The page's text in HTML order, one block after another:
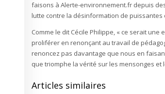
faisons à Alerte-environnement.fr depuis
lutte contre la désinformation de puissantes
Comme le dit Cécile Philippe, « ce serait
proliférer en renonçant au travail de
renoncez pas davantage que nous en
que triomphe la vérité sur les mensonges et
Articles similaires